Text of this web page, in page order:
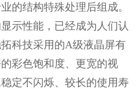
的结构特殊处理后组成。
示性能，已经成为人们认
科技采用的A级液晶屏有
彩色饱和度、更宽的视
定不闪烁、较长的使用寿